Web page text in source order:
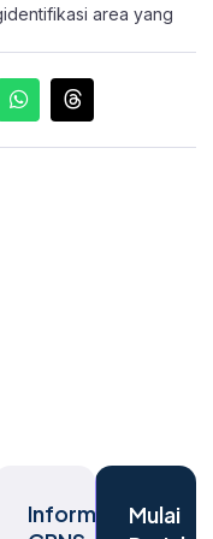
area yang
Informasi
Mulai